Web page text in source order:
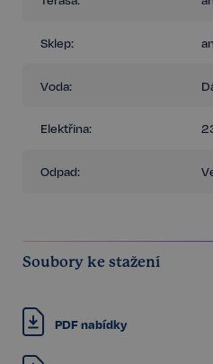
Sklep:
Voda:
Elektřina:
Odpad:
Soubory ke stažení
PDF nabídky